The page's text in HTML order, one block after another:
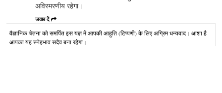
अविस्मरणीय रहेगा।
जवाब दें
वैज्ञानिक चेतना को समर्पित इस यज्ञ में आपकी आहुति (टिप्पणी) के लिए अग्रिम धन्यवाद। आशा है
आपका यह स्नेहभाव सदैव बना रहेगा।